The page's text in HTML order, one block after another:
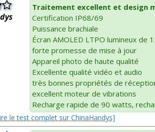
Traitement excellent et design
Certification IP68/69
Puissance brachiale
Écran AMOLED LTPO lumineux de
forte promesse de mise à jour
Appareil photo de haute qualité
Excellente qualité vidéo et audio
très bonnes propriétés de
excellent moteur de vibrations
Recharge rapide de 90 watts,
le test complet sur ChinaHandys]